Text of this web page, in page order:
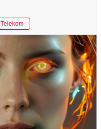
Telekom